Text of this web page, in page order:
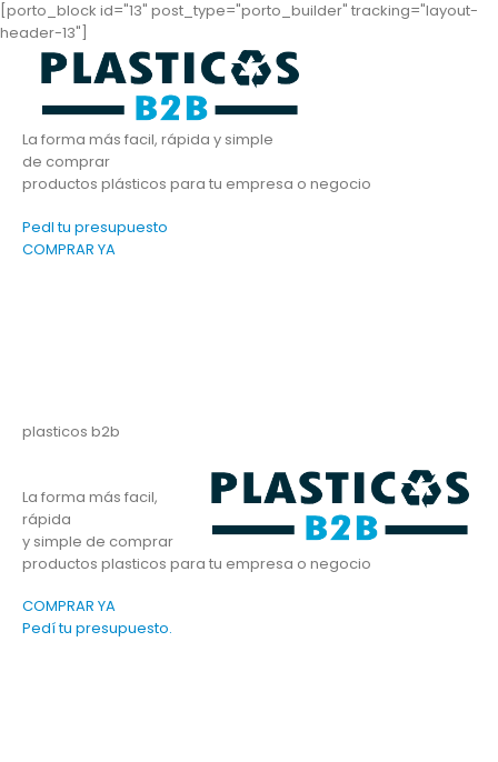
[porto_block id="13" post_type="porto_builder" tracking="layout-
header-13"]
La forma más facil, rápida y simple
de comprar
productos plásticos para tu empresa o negocio
PedI tu presupuesto
COMPRAR YA
plasticos b2b
La forma más facil,
rápida
y simple de comprar
productos plasticos para tu empresa o negocio
COMPRAR YA
Pedí tu presupuesto.